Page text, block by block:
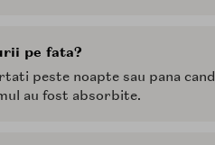
pe fata?
peste noapte sau pana
au fost absorbite.